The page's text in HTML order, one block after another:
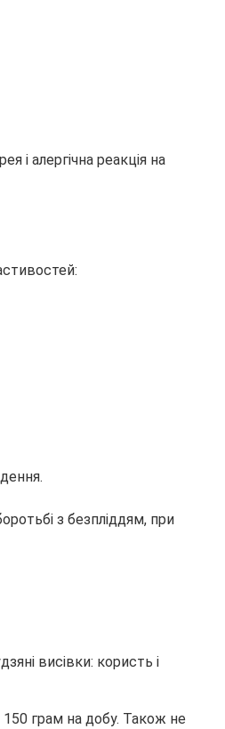
і алергічна реакція на
з безпліддям, при
висівки: користь і
грам на добу. Також не